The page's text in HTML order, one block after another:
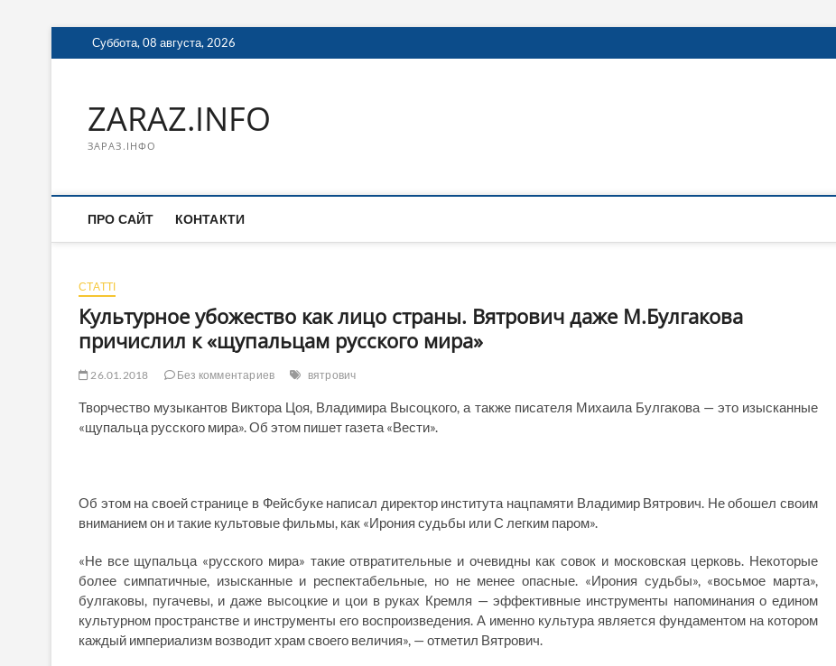
Перейти
к
Суббота, 08 августа, 2026
ZARAZ.INFO
ЗАРАЗ.ІНФО
ПРО САЙТ КОНТАКТИ
СТАТТІ
Культурное убожество как лицо страны. Вятрович даже М.Булгакова
причислил к «щупальцам русского мира»
26.01.2018 Без комментариев вятрович
Творчество музыкантов Виктора Цоя, Владимира Высоцкого, а также писателя Михаила Булгакова — это изысканные
«щупальца русского мира». Об этом пишет газета «Вести».
Об этом на своей странице в Фейсбуке написал директор института нацпамяти Владимир Вятрович. Не обошел своим
вниманием он и такие культовые фильмы, как «Ирония судьбы или С легким паром».
«Не все щупальца «русского мира» такие отвратительные и очевидны как совок и московская церковь. Некоторые
более симпатичные, изысканные и респектабельные, но не менее опасные. «Ирония судьбы», «восьмое марта»,
булгаковы, пугачевы, и даже высоцкие и цои в руках Кремля — эффективные инструменты напоминания о едином
культурном пространстве и инструменты его воспроизведения. А именно культура является фундаментом на котором
каждый империализм возводит храм своего величия», — отметил Вятрович.